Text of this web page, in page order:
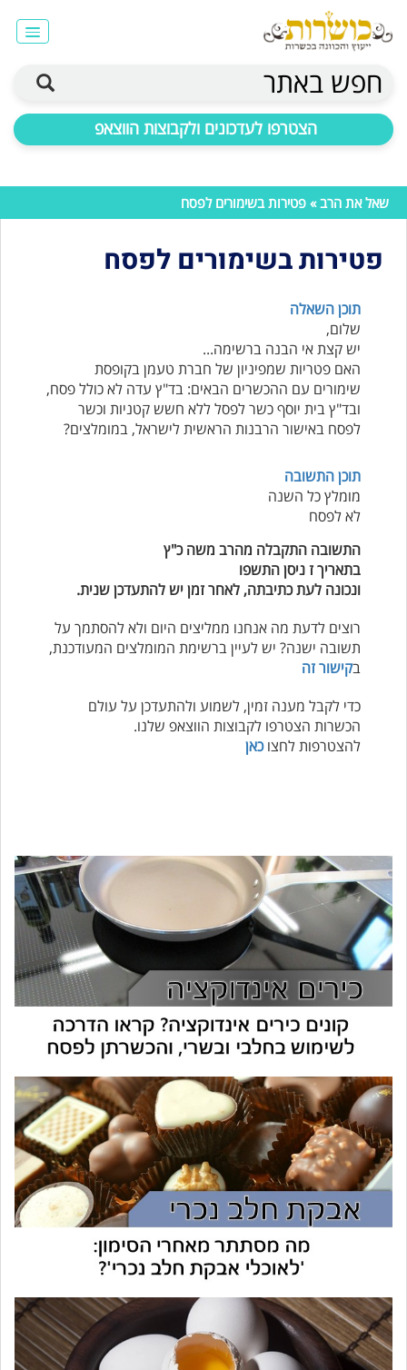
חפש באתר
הצטרפו לעדכונים ולקבוצות הווצאפ
שאל את הרב» פטירות בשימורים לפסח
פטירות בשימורים לפסח
תוכן השאלה
שלום,
יש קצת אי הבנה ברשימה...
האם פטריות שמפיניון של חברת טעמן בקופסת
שימורים עם ההכשרים הבאים: בד"ץ עדה לא כולל פסח,
ובד"ץ בית יוסף כשר לפסל ללא חשש קטניות וכשר
לפסח באישור הרבנות הראשית לישראל, במומלצים?
תוכן התשובה
מומלץ כל השנה
לא לפסח
התשובה התקבלה מהרב משה כ"ץ
בתאריך ז ניסן התשפו
ונכונה לעת כתיבתה, לאחר זמן יש להתעדכן שנית.
רוצים לדעת מה אנחנו ממליצים היום ולא להסתמך על
תשובה ישנה? יש לעיין ברשימת המומלצים המעודכנת,
בקישור זה
כדי לקבל מענה זמין, לשמוע ולהתעדכן על עולם
הכשרות הצטרפו לקבוצות הווצאפ שלנו.
להצטרפות לחצוכאן